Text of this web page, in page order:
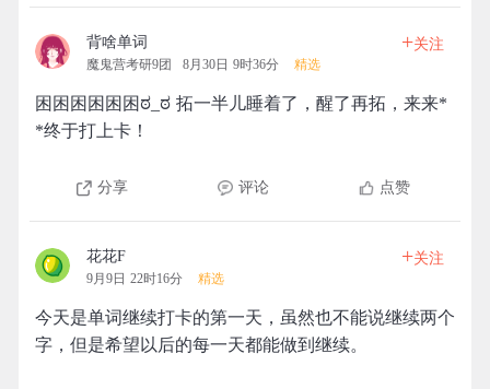
背啥单词
魔鬼营考研9团 8月30日 9时36分 精选
+关注
困困困困困困ಠ_ಠ 拓一半儿睡着了，醒了再拓，来来*
*终于打上卡！
分享 评论 点赞
花花F
9月9日 22时16分 精选
+关注
今天是单词继续打卡的第一天，虽然也不能说继续两个
字，但是希望以后的每一天都能做到继续。